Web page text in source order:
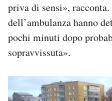
priva di sensi»,
dell’ambulanza hanno
pochi minuti dopo
sopravvissuta».